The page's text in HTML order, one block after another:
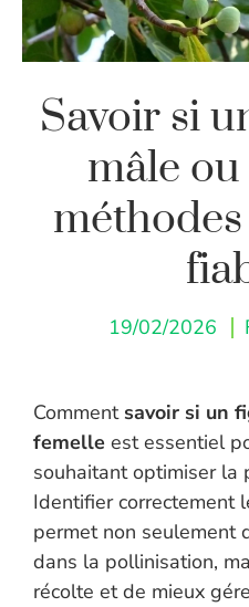
Savoir si
mâle
19/02/2026
Comment savoir si un
femelle est essentiel
souhaitant optimiser la
Identifier correctement
permet non seulement
dans la pollinisation,
récolte et de mieux